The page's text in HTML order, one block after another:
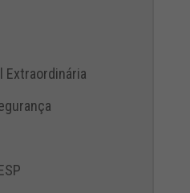
Extraordinária